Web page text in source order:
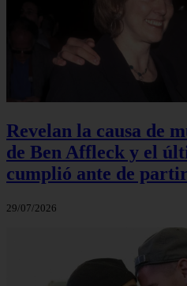
Revelan la causa de
de Ben Affleck y el
cumplió ante de partir
29/07/2026